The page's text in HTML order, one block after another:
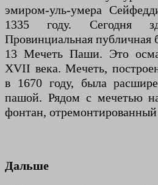
эмиром-уль-умера
1335 году. Сегодня
Провинциальная публичная
13 Мечеть Паши. Это
XVII века. Мечеть,
в 1670 году, была
пашой. Рядом с мечетью
фонтан, отремонтированный
Дальше